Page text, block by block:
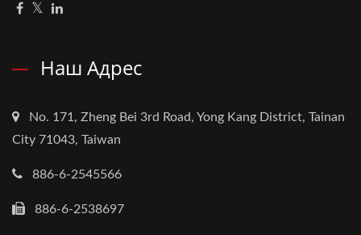
Наш Адрес
No. 171, Zheng Bei 3rd Road, Yong Kang District, Tainan
City 71043, Taiwan
886-6-2545566
886-6-2538697